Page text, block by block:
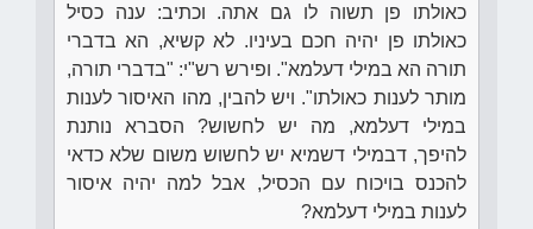
כאולתו פן תשוה לו גם אתה. וכתיב: ענה כסיל
כאולתו פן יהיה חכם בעיניו. לא קשיא, הא בדברי
תורה הא במילי דעלמא". ופירש רש"י: "בדברי תורה,
מותר לענות כאולתו". ויש להבין, מהו האיסור לענות
במילי דעלמא, מה יש לחשוש? הסברא נותנת
להיפך, דבמילי דשמיא יש לחשוש משום שלא כדאי
להכנס בויכוח עם הכסיל, אבל למה יהיה איסור
לענות במילי דעלמא?